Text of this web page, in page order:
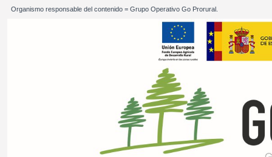
Organismo responsable del contenido = Grupo Operativo Go Prorural.